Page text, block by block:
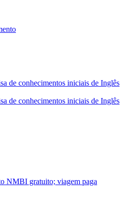
de conhecimentos iniciais de Inglês
de conhecimentos iniciais de Inglês
NMBI gratuito; viagem paga